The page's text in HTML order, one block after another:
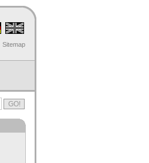
Sitemap